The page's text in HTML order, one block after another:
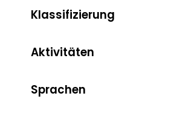
Klassifizierung
Aktivitäten
Sprachen